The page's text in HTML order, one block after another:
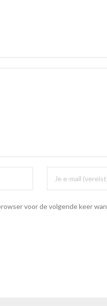
voor de volgende keer